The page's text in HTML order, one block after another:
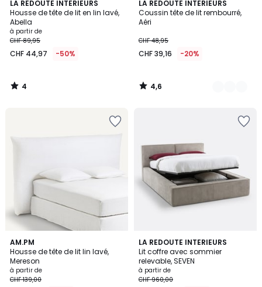
LA REDOUTE INTERIEURS
Housse de tête de lit en lin lavé,
Abella
à partir de
CHF 89,95
CHF 44,97 -50%
4
/
5
4
/
LA REDOUTE INTERIEURS
Coussin tête de lit rembourré,
Aéri
CHF 48,95
CHF 39,16 -20%
4,6
/ 5
3
Couleurs
4,6
/
AM.PM
Housse de tête de lit lin lavé,
Mereson
à partir de
CHF 139,00
4,1
/ 5
4
Couleurs
LA REDOUTE INTERIEURS
Lit coffre avec sommier
relevable, SEVEN
à partir de
CHF 960,00
4,3
/ 5
2
Couleurs